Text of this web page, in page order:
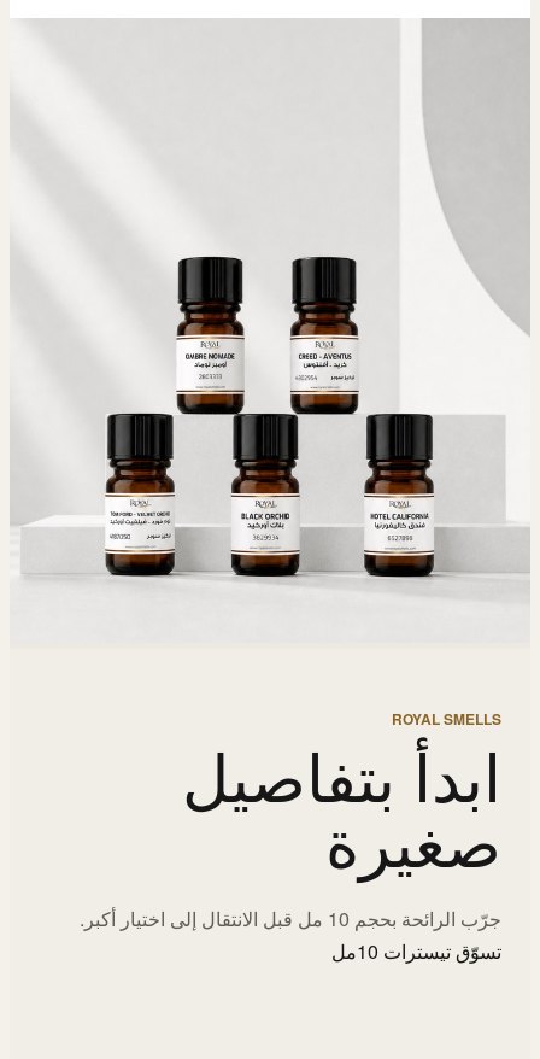
ROYAL SMELLS
ابدأ بتفاصيل
صغيرة
جرّب الرائحة بحجم 10 مل قبل الانتقال إلى اختيار أكبر.
تسوّق تيسترات 10مل